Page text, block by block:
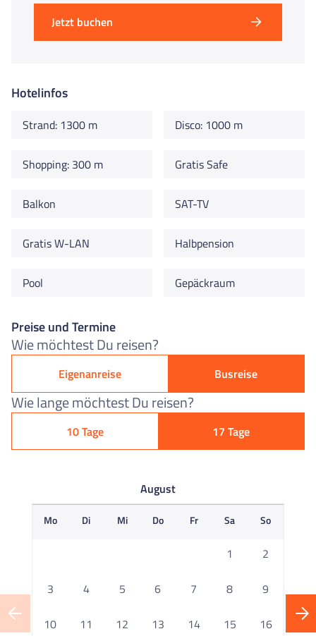
Jetzt buchen
Hotelinfos
Strand: 1300 m Disco: 1000 m
Shopping: 300 m Gratis Safe
Balkon SAT-TV
Gratis W-LAN Halbpension
Pool Gepäckraum
Preise und Termine
Wie möchtest Du reisen?
Eigenanreise Busreise
Wie lange möchtest Du reisen?
10 Tage 17 Tage
August
Mo Di Mi Do Fr Sa So
1 2
3 4 5 6 7 8 9
10 11 12 13 14 15 16